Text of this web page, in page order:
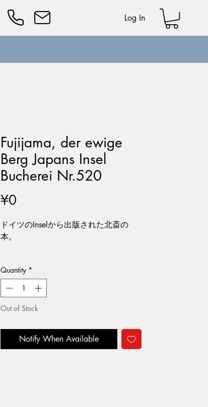
Log In
Fujijama, der ewige
Berg Japans Insel
Bucherei Nr.520
¥0
ドイツのInselから出版された北斎の
本。
としては経年変化程度で良好
1956 48pages,
18.5×12.3
Quantity *
Out of Stock
Notify When Available